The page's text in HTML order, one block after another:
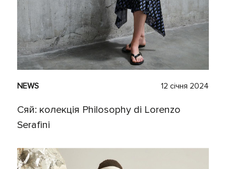
NEWS 12 січня 2024
Сяй: колекція Philosophy di Lorenzo
Serafini